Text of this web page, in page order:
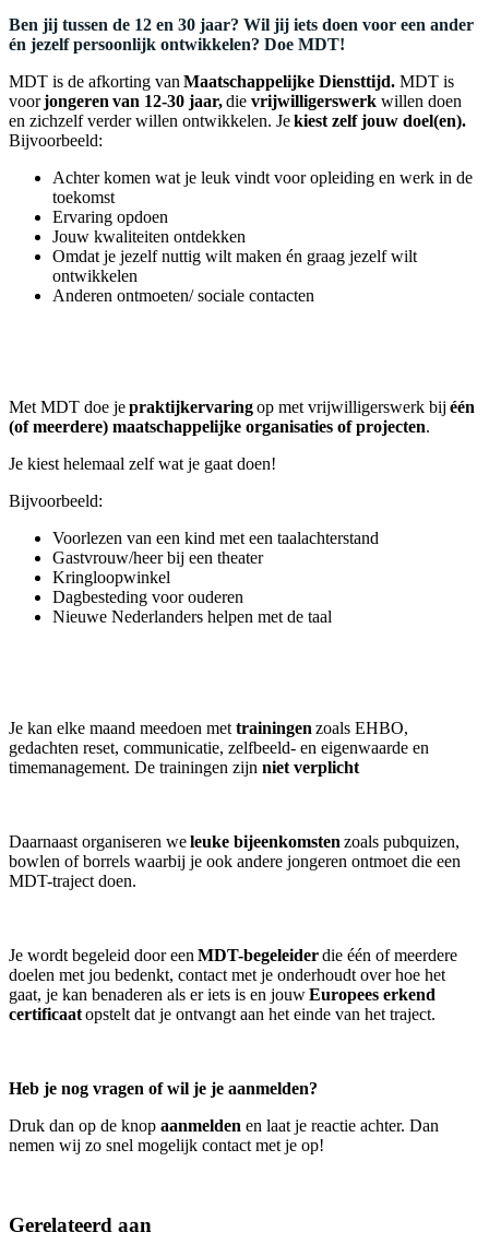
Ben jij tussen de 12 en 30 jaar? Wil jij iets doen voor een ander
én jezelf persoonlijk ontwikkelen? Doe MDT!
MDT is de afkorting van Maatschappelijke Diensttijd. MDT is
voorjongeren van 12-30 jaar,die vrijwilligerswerk willen doen
en zichzelf verder willen ontwikkelen. Jekiest zelf jouw doel(en).
Bijvoorbeeld:
Achter komen wat je leuk vindt voor opleiding en werk in de
toekomst
Ervaring opdoen
Jouw kwaliteiten ontdekken
Omdat je jezelf nuttig wilt maken én graag jezelf wilt
ontwikkelen
Anderen ontmoeten/ sociale contacten
Met MDT doe jepraktijkervaringop met vrijwilligerswerk bij één
(of meerdere) maatschappelijke organisaties of projecten.
Je kiest helemaal zelf wat je gaat doen!
Bijvoorbeeld:
Voorlezen van een kind met een taalachterstand
Gastvrouw/heer bij een theater
Kringloopwinkel
Dagbesteding voor ouderen
Nieuwe Nederlanders helpen met de taal
Je kan elke maand meedoen met trainingen zoals EHBO,
gedachten reset, communicatie, zelfbeeld- en eigenwaarde en
timemanagement. De trainingen zijn niet verplicht
Daarnaast organiseren weleuke bijeenkomsten zoals pubquizen,
bowlen of borrels waarbij je ook andere jongeren ontmoet die een
MDT-traject doen.
Je wordt begeleid door een MDT-begeleiderdie één of meerdere
doelen met jou bedenkt, contact met je onderhoudt over hoe het
gaat, je kan benaderen als er iets is en jouwEuropees erkend
certificaatopstelt dat je ontvangt aan het einde van het traject.
Heb je nog vragen of wil je je aanmelden?
Druk dan op de knop aanmelden en laat je reactie achter. Dan
nemen wij zo snel mogelijk contact met je op!
Gerelateerd aan